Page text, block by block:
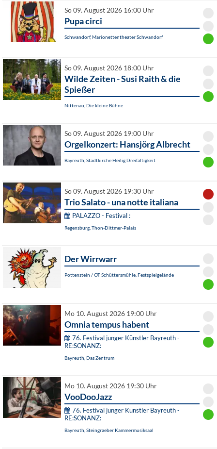
So 09. August 2026 16:00 Uhr
Pupa circi
Schwandorf, Marionettentheater Schwandorf
So 09. August 2026 18:00 Uhr
Wilde Zeiten - Susi Raith & die
Spießer
Nittenau, Die kleine Bühne
So 09. August 2026 19:00 Uhr
Orgelkonzert: Hansjörg Albrecht
Bayreuth, Stadtkirche Heilig Dreifaltigkeit
So 09. August 2026 19:30 Uhr
Trio Salato - una notte italiana
PALAZZO - Festival :
Regensburg, Thon-Dittmer-Palais
Der Wirrwarr
Pottenstein / OT Schüttersmühle, Festspielgelände
Mo 10. August 2026 19:00 Uhr
Omnia tempus habent
76. Festival junger Künstler Bayreuth -
RE:SONANZ:
Bayreuth, Das Zentrum
Mo 10. August 2026 19:30 Uhr
VooDooJazz
76. Festival junger Künstler Bayreuth -
RE:SONANZ:
Bayreuth, Steingraeber Kammermusiksaal